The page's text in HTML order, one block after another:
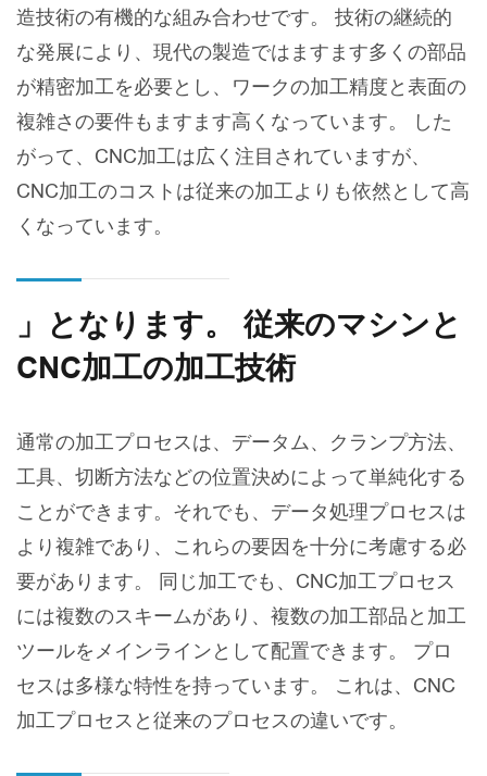
造技術の有機的な組み合わせです。 技術の継続的
な発展により、現代の製造ではますます多くの部品
が精密加工を必要とし、ワークの加工精度と表面の
複雑さの要件もますます高くなっています。 した
がって、CNC加工は広く注目されていますが、
CNC加工のコストは従来の加工よりも依然として高
くなっています。
」となります。 従来のマシンと
CNC加工の加工技術
通常の加工プロセスは、データム、クランプ方法、
工具、切断方法などの位置決めによって単純化する
ことができます。それでも、データ処理プロセスは
より複雑であり、これらの要因を十分に考慮する必
要があります。 同じ加工でも、CNC加工プロセス
には複数のスキームがあり、複数の加工部品と加工
ツールをメインラインとして配置できます。 プロ
セスは多様な特性を持っています。 これは、CNC
加工プロセスと従来のプロセスの違いです。